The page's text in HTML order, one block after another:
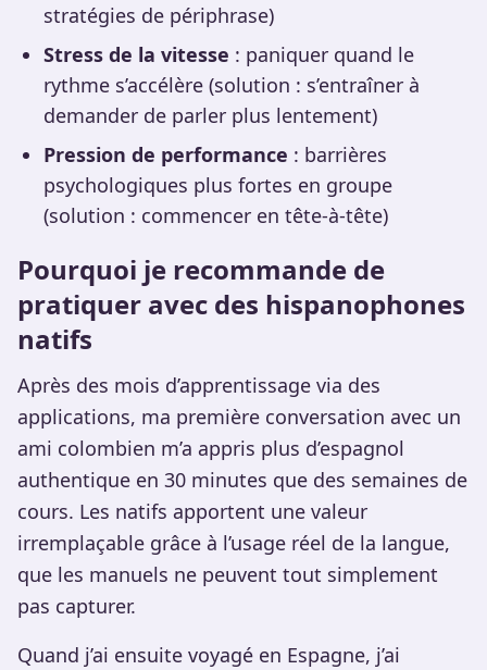
stratégies de périphrase)
Stress de la vitesse : paniquer quand le
rythme s’accélère (solution : s’entraîner à
demander de parler plus lentement)
Pression de performance : barrières
psychologiques plus fortes en groupe
(solution : commencer en tête-à-tête)
Pourquoi je recommande de
pratiquer avec des hispanophones
natifs
Après des mois d’apprentissage via des
applications, ma première conversation avec un
ami colombien m’a appris plus d’espagnol
authentique en 30 minutes que des semaines de
cours. Les natifs apportent une valeur
irremplaçable grâce à l’usage réel de la langue,
que les manuels ne peuvent tout simplement
pas capturer.
Quand j’ai ensuite voyagé en Espagne, j’ai